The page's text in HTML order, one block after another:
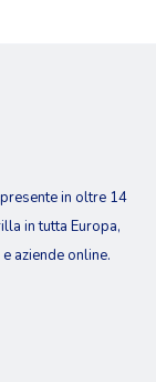
in oltre 14
in tutta Europa,
aziende online.